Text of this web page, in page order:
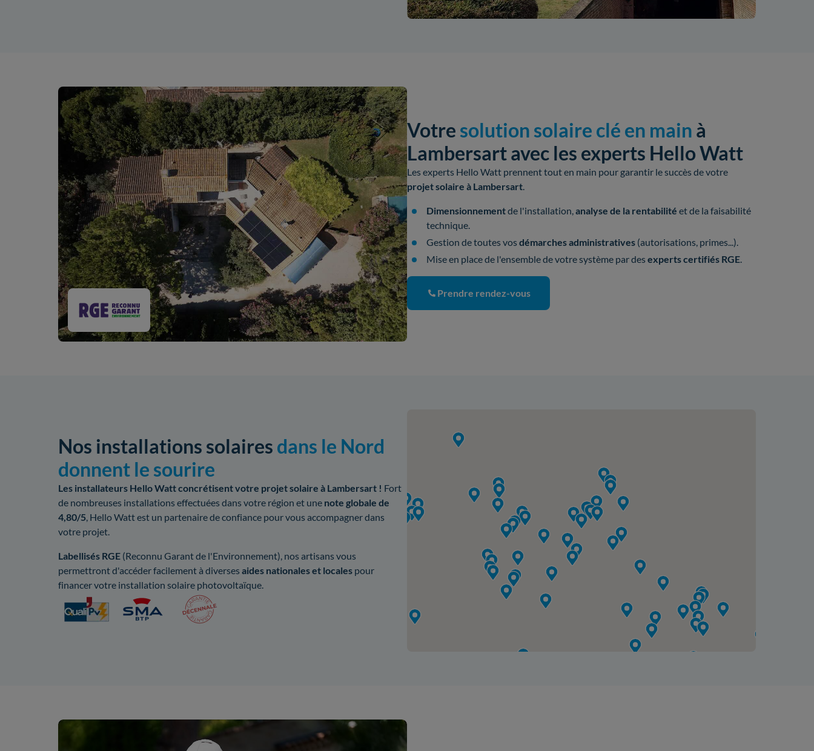
Votre solution solaire clé en main à
Lambersart avec les experts Hello Watt
Les experts Hello Watt prennent tout en main pour garantir le succès de votre
projet solaire à Lambersart
Dimensionnementde l'installation, analyse de la rentabilité et de la faisabilité
technique.
Gestion de toutes vosdémarches administratives (autorisations, primes...).
Mise en place de l'ensemble de votre système par desexperts certifiés RGE
Prendre rendez-vous
Nos installations solaires dans le Nord
donnent le sourire
Les installateurs Hello Watt concrétisent votre projet solaire à Lambersart ! Fort
de nombreuses installations effectuées dans votre région et une note globale de
4,80/5, Hello Watt est un partenaire de confiance pour vous accompagner dans
votre projet.
Labellisés RGE (Reconnu Garant de l'Environnement), nos artisans vous
permettront d'accéder facilement à diverses aides nationales et locales pour
financer votre installation solaire photovoltaïque.